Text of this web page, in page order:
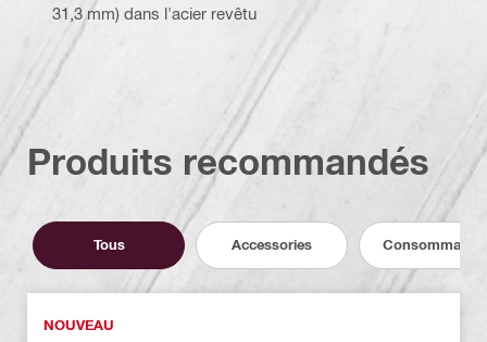
31,3 mm) dans l'acier revêtu
Produits recommandés
Tous Accessories Consommables
NOUVEAU